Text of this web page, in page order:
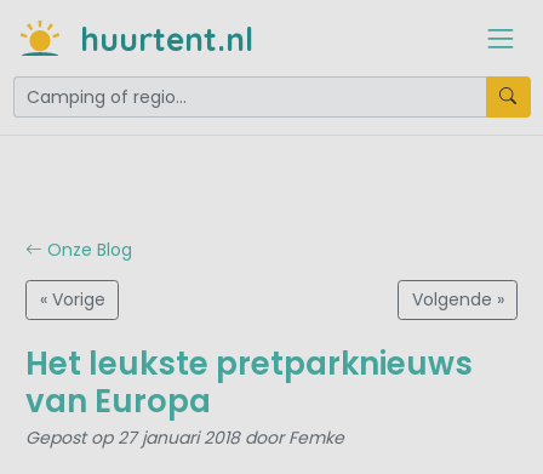
huurtent.nl
Onze Blog
« Vorige Volgende »
Het leukste pretparknieuws
van Europa
Gepost op 27 januari 2018 door Femke